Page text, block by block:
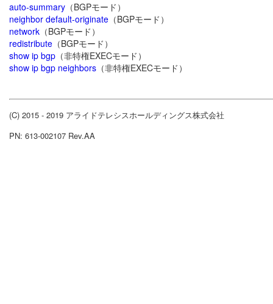
auto-summary （BGPモード）
neighbor default-originate （BGPモード）
network （BGPモード）
redistribute （BGPモード）
show ip bgp （非特権EXECモード）
show ip bgp neighbors （非特権EXECモード）
(C) 2015 - 2019 アライドテレシスホールディングス株式会社
PN: 613-002107 Rev.AA